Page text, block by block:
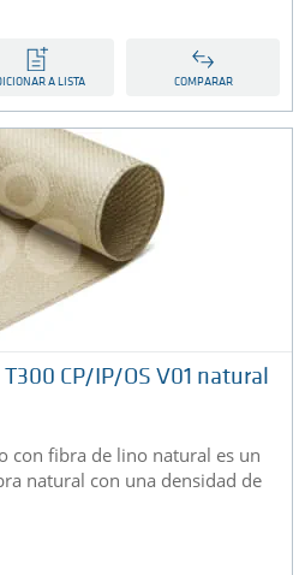
A LISTA COMPARAR
T300 CP/IP/OS V01 natural
con fibra de lino natural es un
natural con una densidad de